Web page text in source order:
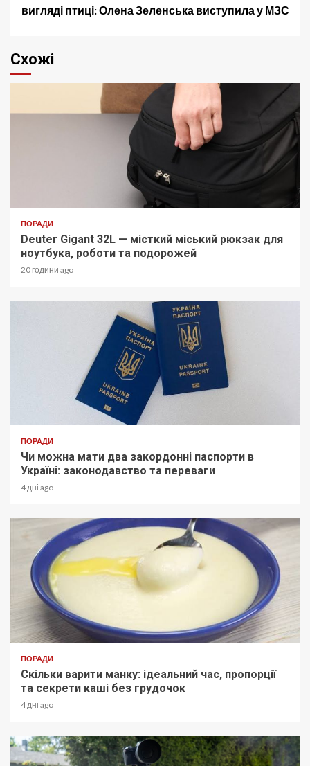
вигляді птиці: Олена Зеленська виступила у МЗС
Схожі
ПОРАДИ
Deuter Gigant 32L — місткий міський рюкзак для
ноутбука, роботи та подорожей
20 години ago
ПОРАДИ
Чи можна мати два закордонні паспорти в
Україні: законодавство та переваги
4 дні ago
ПОРАДИ
Скільки варити манку: ідеальний час, пропорції
та секрети каші без грудочок
4 дні ago